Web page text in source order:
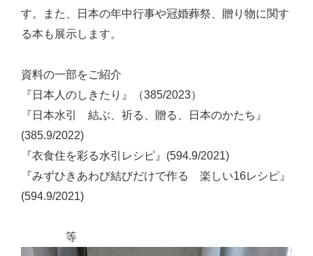
す。また、日本の年中行事や冠婚葬祭、贈り物に関す
る本も展示します。
資料の一部をご紹介
『日本人のしきたり』（385/2023）
『日本水引 結ぶ、祈る、贈る、日本のかたち』
(385.9/2022)
『衣食住を彩る水引レシピ』(594.9/2021)
『みずひきあわび結びだけで作る 楽しい16レシピ』
(594.9/2021)
等